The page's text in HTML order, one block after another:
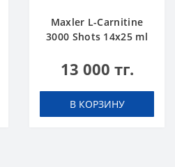
Maxler L-Carnitine
3000 Shots 14x25 ml
13 000 тг.
В КОРЗИНУ